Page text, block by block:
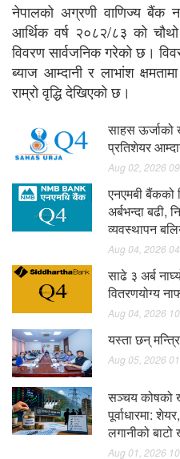
नेपालको अग्रणी वाणिज्य बैंक
आर्थिक वर्ष २०८२/८३ को चौथो
विवरण सार्वजनिक गरेको छ।
ब्याज आम्दानी र लाभांश
राम्रो वृद्धि देखिएको छ।
साहस ऊर्जाको
प्रतिशेयर
Aug 02, 2026
एनएमबी बैंकको
अर्बभन्दा बढी,
व्यवस्थापन
Aug 04, 2026
साढे ३ अर्ब
वितरणयोग्य
Aug 04, 2026
यस्ता छन्
Aug 05, 2026
सञ्चय कोषको
पूर्वाधारमा:
लगानीको
Aug 01, 2026